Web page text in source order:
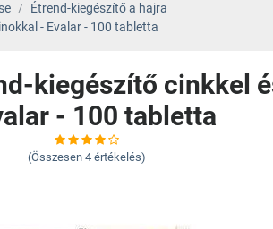
Étrend-kiegészítő a hajra
- Evalar - 100 tabletta
kiegészítő cinkkel
- 100 tabletta
(Összesen 4 értékelés)